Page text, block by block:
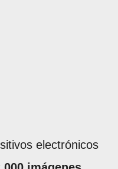
electrónicos